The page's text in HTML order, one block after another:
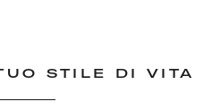
STILE DI VITA